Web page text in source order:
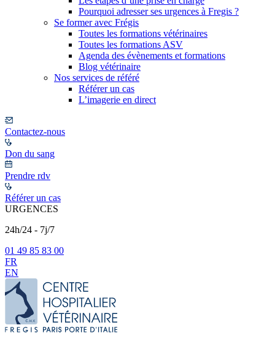
Pourquoi adresser ses urgences à Fregis ?
Se former avec Frégis
Toutes les formations vétérinaires
Toutes les formations ASV
Agenda des évènements et formations
Blog vétérinaire
Nos services de référé
Référer un cas
L’imagerie en direct
Contactez-nous
Don du sang
Prendre rdv
Référer un cas
URGENCES
24h/24 - 7j/7
01 49 85 83 00
FR
EN